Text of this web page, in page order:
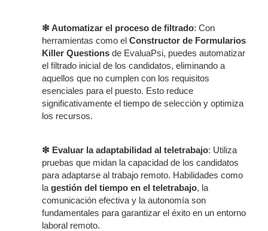
❇ Automatizar el proceso de filtrado: Con
herramientas como el Constructor de Formularios
Killer Questions de EvaluaPsi, puedes automatizar
el filtrado inicial de los candidatos, eliminando a
aquellos que no cumplen con los requisitos
esenciales para el puesto. Esto reduce
significativamente el tiempo de selección y optimiza
los recursos.
❇ Evaluar la adaptabilidad al teletrabajo: Utiliza
pruebas que midan la capacidad de los candidatos
para adaptarse al trabajo remoto. Habilidades como
la gestión del tiempo en el teletrabajo, la
comunicación efectiva y la autonomía son
fundamentales para garantizar el éxito en un entorno
laboral remoto.